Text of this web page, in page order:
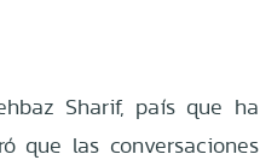
Sharif, país que ha
que las conversaciones